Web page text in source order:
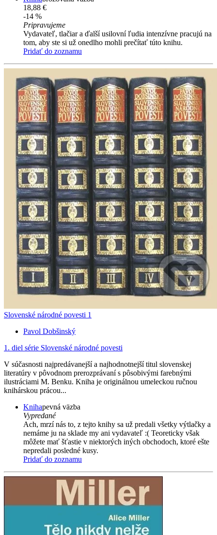
18,88 €
-14 %
Pripravujeme
Vydavateľ, tlačiar a ďalší usilovní ľudia intenzívne pracujú na
tom, aby ste si už onedlho mohli prečítať túto knihu.
Pridať do zoznamu
Slovenské národné povesti 1
Pavol Dobšinský
1. diel série Slovenské národné povesti
V súčasnosti najpredávanejší a najhodnotnejší titul slovenskej
literatúry v pôvodnom prerozprávaní s pôsobivými farebnými
ilustráciami M. Benku. Kniha je originálnou umeleckou ručnou
knihárskou prácou...
Knihapevná väzba
Vypredané
Ach, mrzí nás to, z tejto knihy sa už predali všetky výtlačky a
nemáme ju na sklade my ani vydavateľ :( Teoreticky však
môžete mať šťastie v niektorých iných obchodoch, ktoré ešte
nepredali posledné kusy.
Pridať do zoznamu